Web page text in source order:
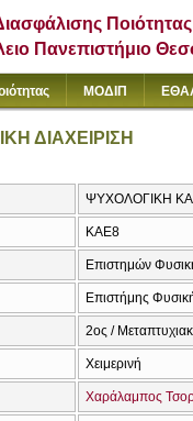
Ποιότητας
Πανεπιστήμιο
ΜΟΔΙΠ
ΔΙΑΧΕΙΡΙΣΗ
ΨΥΧΟΛΟΓΙΚΗ ΚΑΙ
ΚΑΕ8
Επιστημών
Επιστήμης
2ος /
Χειμερινή
Χαράλαμπος